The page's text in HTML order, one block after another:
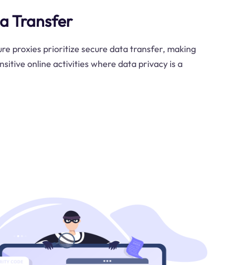
Transfer
proxies prioritize secure data transfer, making
online activities where data privacy is a